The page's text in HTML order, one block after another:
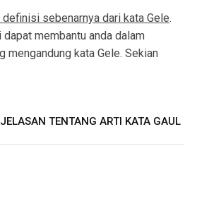
sebenarnya dari kata Gele.
membantu anda dalam
mengandung kata Gele. Sekian
TENTANG ARTI KATA GAUL